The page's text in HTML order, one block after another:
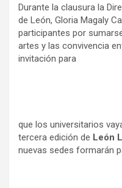
Durante la clausura la
de León, Gloria Magaly
participantes por
artes y las convivencia
invitación para
que los universitarios
tercera edición de León
nuevas sedes formarán